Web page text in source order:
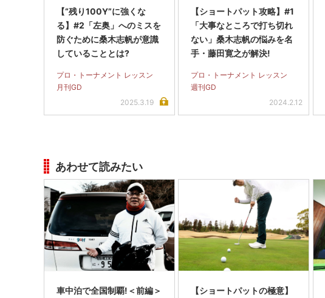
【“残り100Y”に強くな
る】#2「左奥」へのミスを
防ぐために桑木志帆が意識
していることとは?
プロ・トーナメント レッスン
月刊GD
2025.3.19
【ショートパット攻略】#1
「大事なところで打ち切れ
ない」桑木志帆の悩みを名
手・藤田寛之が解決!
プロ・トーナメント レッスン
週刊GD
2024.2.12
あわせて読みたい
車中泊で全国制覇!＜前編＞
【ショートパットの極意】